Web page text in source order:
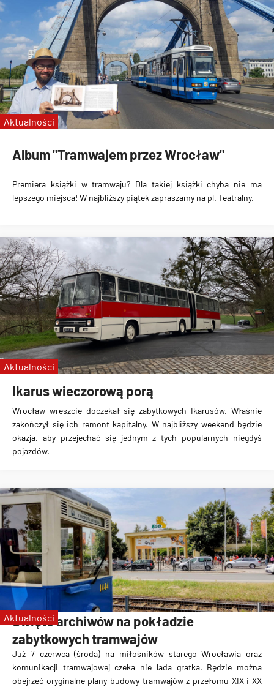
Album "Tramwajem przez Wrocław"
Premiera książki w tramwaju? Dla takiej książki chyba nie ma
lepszego miejsca! W najbliższy piątek zapraszamy na pl. Teatralny.
Aktualności
Ikarus wieczorową porą
Wrocław wreszcie doczekał się zabytkowych Ikarusów. Właśnie
zakończył się ich remont kapitalny. W najbliższy weekend będzie
okazja, aby przejechać się jednym z tych popularnych niegdyś
pojazdów.
Aktualności
Święto archiwów na pokładzie
zabytkowych tramwajów
Już 7 czerwca (środa) na miłośników starego Wrocławia oraz
komunikacji tramwajowej czeka nie lada gratka. Będzie można
obejrzeć oryginalne plany budowy tramwajów z przełomu XIX i XX
Aktualności